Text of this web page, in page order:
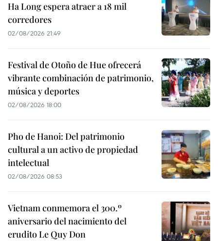
Ha Long espera atraer a 18 mil
corredores
02/08/2026 21:49
Festival de Otoño de Hue ofrecerá
vibrante combinación de patrimonio,
música y deportes
02/08/2026 18:00
Pho de Hanoi: Del patrimonio
cultural a un activo de propiedad
intelectual
02/08/2026 08:53
Vietnam conmemora el 300.º
aniversario del nacimiento del
erudito Le Quy Don